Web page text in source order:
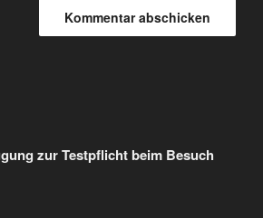
zur Testpflicht beim Besuch